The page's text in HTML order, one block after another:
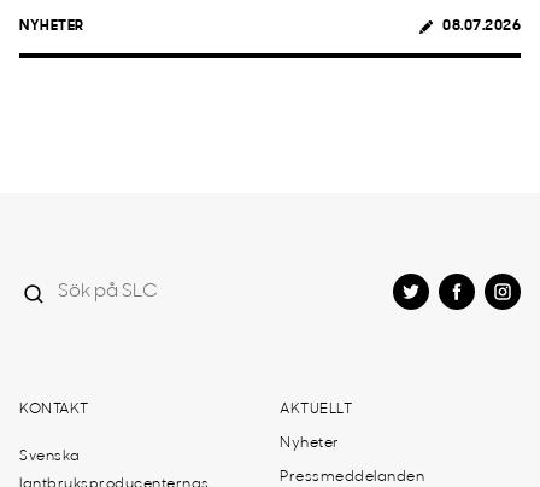
NYHETER 08.07.2026
KONTAKT
Svenska
AKTUELLT
Nyheter
Pressmeddelanden